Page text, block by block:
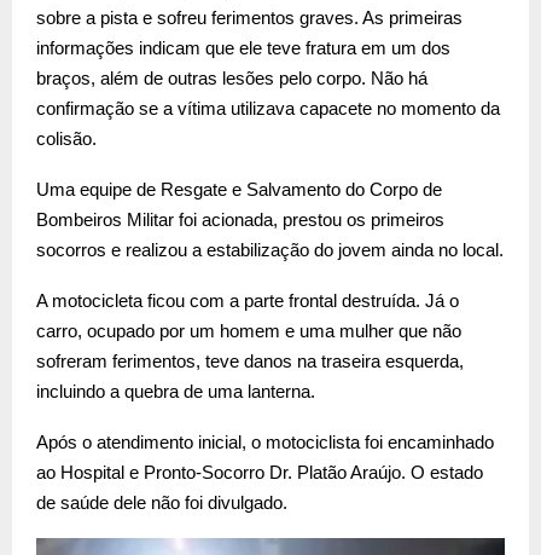
sobre a pista e sofreu ferimentos graves. As primeiras
informações indicam que ele teve fratura em um dos
braços, além de outras lesões pelo corpo. Não há
confirmação se a vítima utilizava capacete no momento da
colisão.
Uma equipe de Resgate e Salvamento do Corpo de
Bombeiros Militar foi acionada, prestou os primeiros
socorros e realizou a estabilização do jovem ainda no local.
A motocicleta ficou com a parte frontal destruída. Já o
carro, ocupado por um homem e uma mulher que não
sofreram ferimentos, teve danos na traseira esquerda,
incluindo a quebra de uma lanterna.
Após o atendimento inicial, o motociclista foi encaminhado
ao Hospital e Pronto-Socorro Dr. Platão Araújo. O estado
de saúde dele não foi divulgado.